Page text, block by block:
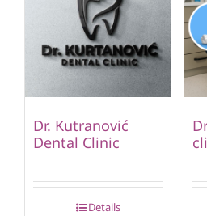
Dr. Kutranović
Dental Clinic
Details